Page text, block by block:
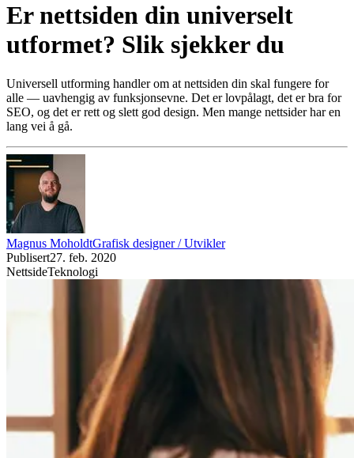
Er nettsiden din universelt
utformet? Slik sjekker du
Universell utforming handler om at nettsiden din skal fungere for
alle — uavhengig av funksjonsevne. Det er lovpålagt, det er bra for
SEO, og det er rett og slett god design. Men mange nettsider har en
lang vei å gå.
Magnus MoholdtGrafisk designer / Utvikler
Publisert27. feb. 2020
NettsideTeknologi